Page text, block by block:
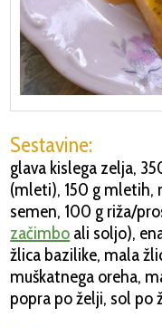
Sestavine:
glava kislega zelja,
(mleti), 150 g mletih,
semen, 100 g riža/
začimbo ali soljo),
žlica bazilike, mala
muškatnega oreha,
popra po želji, sol po